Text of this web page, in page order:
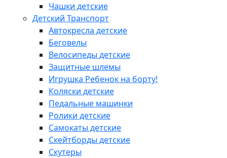
Чашки детские
Детский Транспорт
Автокресла детские
Беговелы
Велосипеды детские
Защитные шлемы
Игрушка Ребенок на борту!
Коляски детские
Педальные машинки
Ролики детские
Самокаты детские
Скейтборды детские
Скутеры